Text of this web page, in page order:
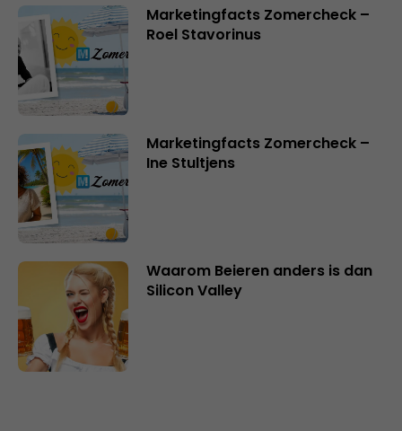
Marketingfacts Zomercheck –
Roel Stavorinus
Marketingfacts Zomercheck –
Ine Stultjens
Waarom Beieren anders is dan
Silicon Valley